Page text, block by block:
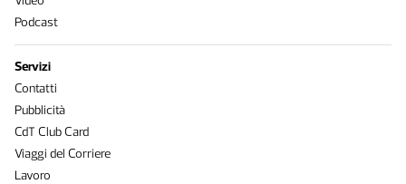
Podcast
Servizi
Contatti
Pubblicità
CdT Club Card
Viaggi del Corriere
Lavoro